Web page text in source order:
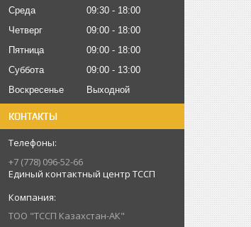
Среда
09:30
18:00
Четверг
09:00
18:00
Пятница
09:00
18:00
Суббота
09:00
13:00
Воскресенье
Выходной
КОНТАКТЫ
+7 (778) 096-52-66
Единый контактный центр ТССП
ТОО "ТССП Казахстан-АК"